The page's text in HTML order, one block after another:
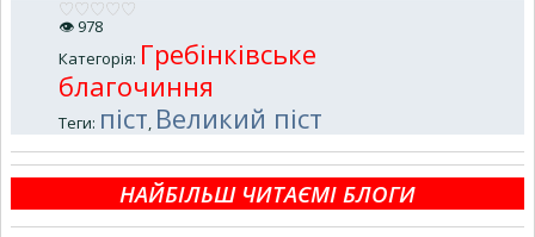
👁 978
Категорія: Гребінківське
благочиння
Теги: піст Великий піст
НАЙБІЛЬШ ЧИТАЄМІ БЛОГИ